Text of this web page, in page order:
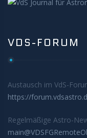
VDS-FORUM
Austausch im VdS-
https://
Regelmäßige Astro-